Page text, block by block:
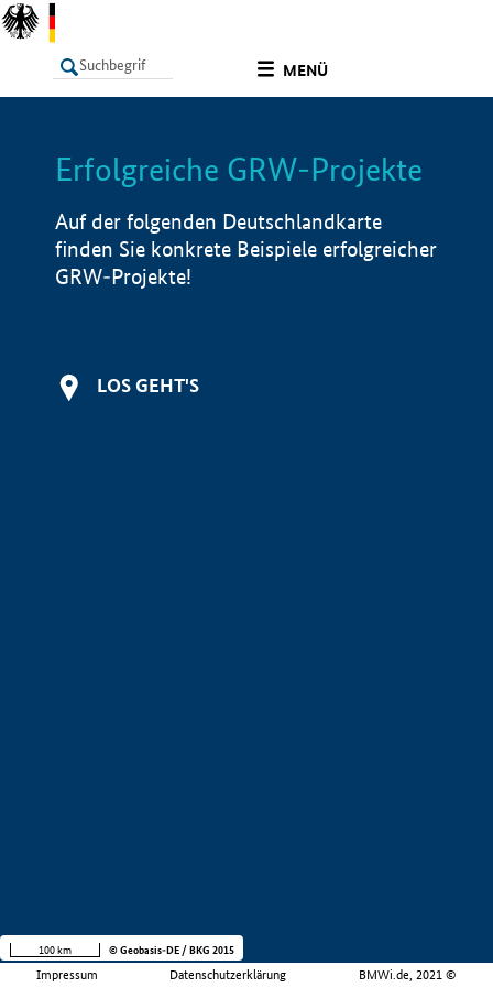
MENÜ
LISTE Info
Erfolgreiche GRW-Projekte
Auf der folgenden Deutschlandkarte
finden Sie konkrete Beispiele erfolgreicher
GRW-Projekte!
LOS GEHT'S
Impressum Datenschutzerklärung BMWi.de, 2021 ©
100 km © Geobasis-DE / BKG 2015